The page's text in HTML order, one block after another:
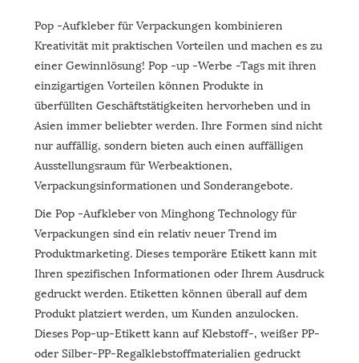
Pop -Aufkleber für Verpackungen kombinieren
Kreativität mit praktischen Vorteilen und machen es zu
einer Gewinnlösung! Pop -up -Werbe -Tags mit ihren
einzigartigen Vorteilen können Produkte in
überfüllten Geschäftstätigkeiten hervorheben und in
Asien immer beliebter werden. Ihre Formen sind nicht
nur auffällig, sondern bieten auch einen auffälligen
Ausstellungsraum für Werbeaktionen,
Verpackungsinformationen und Sonderangebote.
Die Pop -Aufkleber von Minghong Technology für
Verpackungen sind ein relativ neuer Trend im
Produktmarketing. Dieses temporäre Etikett kann mit
Ihren spezifischen Informationen oder Ihrem Ausdruck
gedruckt werden. Etiketten können überall auf dem
Produkt platziert werden, um Kunden anzulocken.
Dieses Pop-up-Etikett kann auf Klebstoff-, weißer PP-
oder Silber-PP-Regalklebstoffmaterialien gedruckt